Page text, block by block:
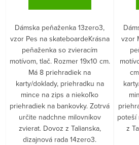
Dámska peňaženka 13zero3,
vzor Pes na skateboardeKrásna
peňaženka so zvieracím
motívom, tlač. Rozmer 19x10 cm.
Má 8 priehradiek na
karty/doklady, priehradku na
mince na zips a niekoľko
priehradiek na bankovky. Zotrvá
určite nadchne milovníkov
zvierat. Dovoz z Talianska,
dizajnová rada 14zero3.
vzor
poteší
z